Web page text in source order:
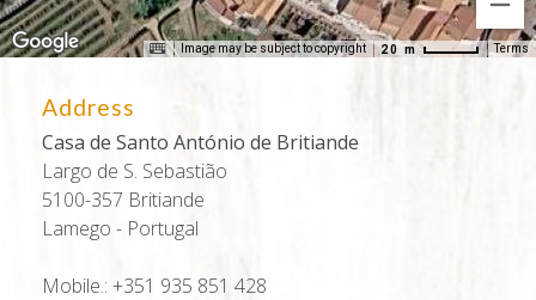
Image may be subject to copyright 20 m Terms
Address
Casa de Santo António de Britiande
Largo de S. Sebastião
5100-357 Britiande
Lamego - Portugal
Mobile.: +351 935 851 428